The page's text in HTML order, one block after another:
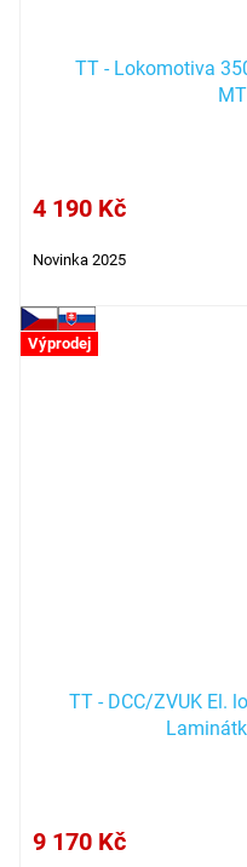
TT - Lokomotiva
4 190 Kč
Novinka 2025
Výprodej
TT - DCC/ZVUK El.
9 170 Kč